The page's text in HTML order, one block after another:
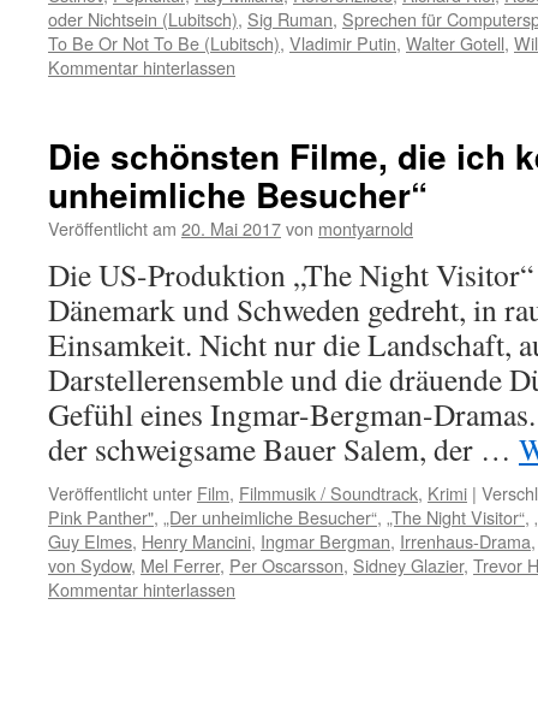
oder Nichtsein (Lubitsch), Sig Ruman, Sprechen für
To Be Or Not To Be (Lubitsch), Vladimir Putin, Walter Gotell,
Kommentar hinterlassen
Die schönsten Filme, die ich
unheimliche Besucher“
Veröffentlicht am 20. Mai 2017von montyarnold
Die US-Produktion „The Night
Dänemark und Schweden gedreht, in
Einsamkeit. Nicht nur die Landschaft,
Darstellerensemble und die dräuende
Gefühl eines Ingmar-Bergman-
der schweigsame Bauer Salem, der …
Veröffentlicht unter Film, Filmmusik / Soundtrack, Krimi |
Pink Panther", „Der unheimliche Besucher“, „The Night Visitor“,
Guy Elmes, Henry Mancini, Ingmar Bergman, Irrenhaus-Drama
von Sydow, Mel Ferrer, Per Oscarsson, Sidney Glazier, Trevor
Kommentar hinterlassen